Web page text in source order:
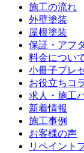
施工の流れ
外壁塗装
屋根塗装
保証・アフ
料金につい
小冊子プレ
お役立ちコ
求人・施工
新着情報
施工事例
お客様の声
リペイント